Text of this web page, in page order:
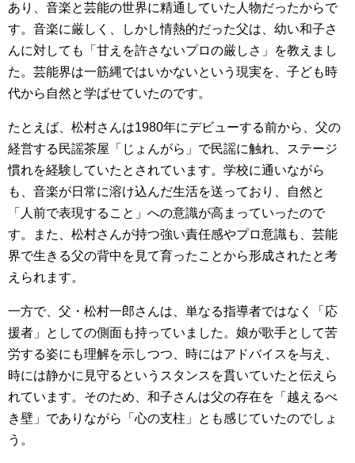
あり、音楽と芸能の世界に精通していた人物だったからで
す。音楽に厳しく、しかし情熱的だった父は、幼い和子さ
んに対しても「甘えを許さないプロの厳しさ」を教えまし
た。芸能界は一筋縄ではいかないという現実を、子ども時
代から自然と学ばせていたのです。
たとえば、松村さんは1980年にデビューする前から、父の
経営する民謡茶屋「じょんがら」で民謡に触れ、ステージ
慣れを経験していたとされています。学校に通いながら
も、音楽が日常に溶け込んだ生活を送っており、自然と
「人前で表現すること」への意識が高まっていったので
す。また、松村さんが持つ強い責任感やプロ意識も、芸能
界で生きる父の背中を見て育ったことから形成されたと考
えられます。
一方で、父・松村一郎さんは、単なる指導者ではなく「応
援者」としての側面も持っていました。娘が歌手として苦
労する姿にも理解を示しつつ、時にはアドバイスを与え、
時には静かに見守るというスタンスを貫いていたと伝えら
れています。そのため、和子さんは父の存在を「越えるべ
き壁」でありながら「心の支柱」とも感じていたのでしょ
う。